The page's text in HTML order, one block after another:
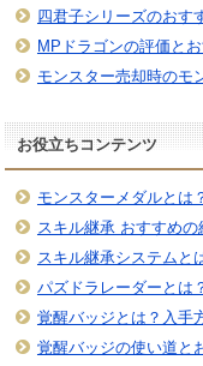
四君子シリーズのおす
MPドラゴンの評価と
モンスター売却時のモ
お役立ちコンテンツ
モンスターメダルとは
スキル継承 おすすめ
スキル継承システムと
パズドラレーダーとは
覚醒バッジとは？入手
覚醒バッジの使い道と